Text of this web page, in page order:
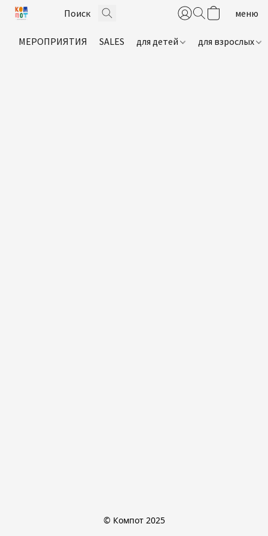
МЕРОПРИЯТИЯ SALES для детей для взрослых
© Компот 2025